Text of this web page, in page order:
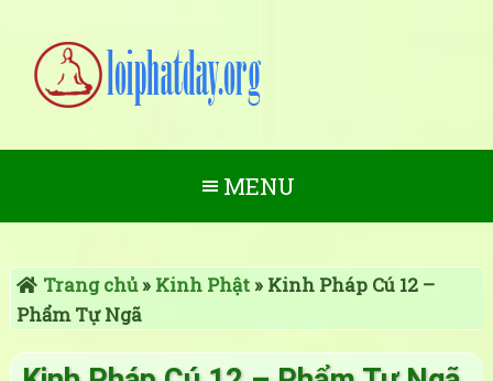
MENU
Trang chủ» Kinh Phật» Kinh Pháp Cú 12 –
Phẩm Tự Ngã